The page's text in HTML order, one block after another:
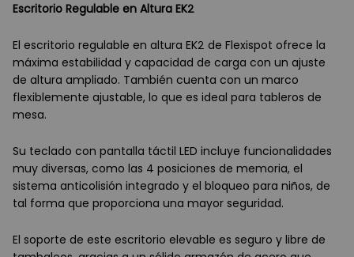
Escritorio Regulable en Altura EK2
El escritorio regulable en altura EK2 de Flexispot ofrece la
máxima estabilidad y capacidad de carga con un ajuste
de altura ampliado. También cuenta con un marco
flexiblemente ajustable, lo que es ideal para tableros de
mesa.
Su teclado con pantalla táctil LED incluye funcionalidades
muy diversas, como las 4 posiciones de memoria, el
sistema anticolisión integrado y el bloqueo para niños, de
tal forma que proporciona una mayor seguridad.
El soporte de este escritorio elevable es seguro y libre de